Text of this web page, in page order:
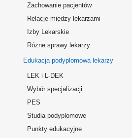
Zachowanie pacjentów
Relacje między lekarzami
Izby Lekarskie
Różne sprawy lekarzy
Edukacja podyplomowa lekarzy
LEK i L-DEK
Wybór specjalizacji
PES
Studia podyplomowe
Punkty edukacyjne